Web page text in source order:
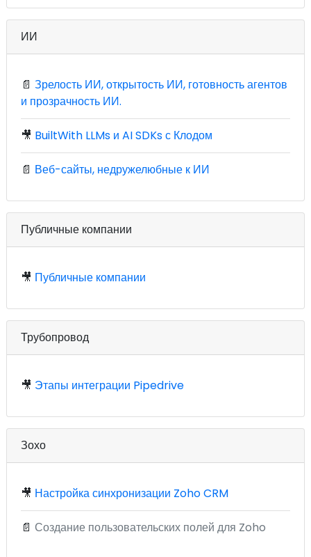
ИИ
📄 Зрелость ИИ, открытость ИИ, готовность агентов
и прозрачность ИИ.
🎥 BuiltWith LLMs и AI SDKs с Клодом
📄 Веб-сайты, недружелюбные к ИИ
Публичные компании
🎥 Публичные компании
Трубопровод
🎥 Этапы интеграции Pipedrive
Зохо
🎥 Настройка синхронизации Zoho CRM
📄 Создание пользовательских полей для Zoho